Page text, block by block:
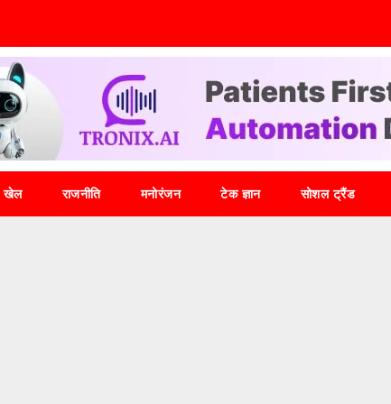
खेल राजनीति मनोरंजन टेक ज्ञान सोशल ट्रैंड